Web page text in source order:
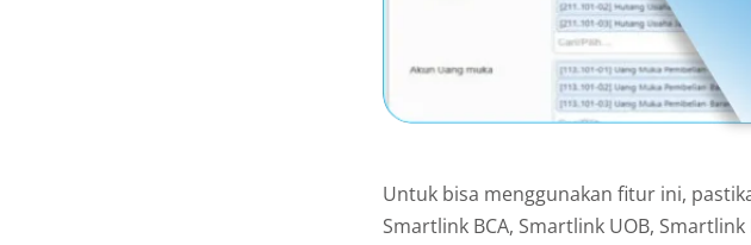
Untuk bisa menggunakan fitur ini,
Smartlink BCA, Smartlink UOB,